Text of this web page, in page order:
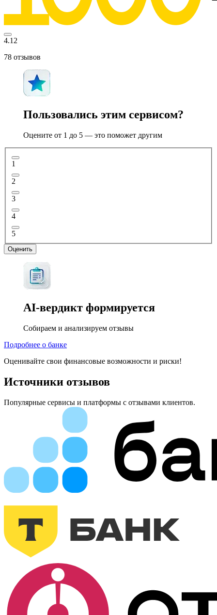
4.12
78 отзывов
Пользовались этим сервисом?
Оцените от 1 до 5 — это поможет другим
1
2
3
4
5
Оценить
AI-вердикт формируется
Собираем и анализируем отзывы
Подробнее о банке
Оценивайте свои финансовые возможности и риски!
Источники отзывов
Популярные сервисы и платформы с отзывами клиентов.